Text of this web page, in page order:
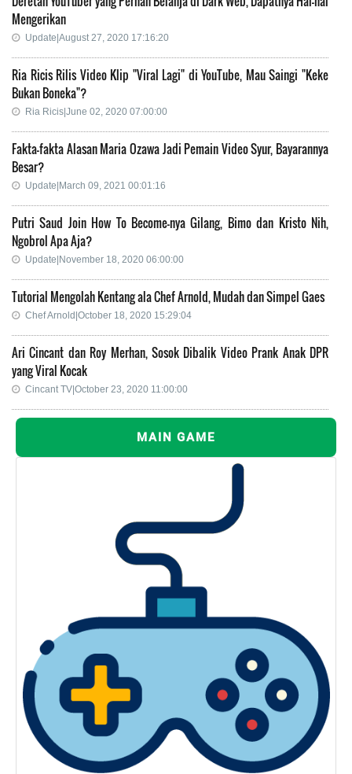
Mengerikan
Update|August 27, 2020 17:16:20
Ria Ricis Rilis Video Klip "Viral Lagi" di YouTube, Mau Saingi "Keke
Bukan Boneka"?
Ria Ricis|June 02, 2020 07:00:00
Fakta-fakta Alasan Maria Ozawa Jadi Pemain Video Syur, Bayarannya
Besar?
Update|March 09, 2021 00:01:16
Putri Saud Join How To Become-nya Gilang, Bimo dan Kristo Nih,
Ngobrol Apa Aja?
Update|November 18, 2020 06:00:00
Tutorial Mengolah Kentang ala Chef Arnold, Mudah dan Simpel Gaes
Chef Arnold|October 18, 2020 15:29:04
Ari Cincant dan Roy Merhan, Sosok Dibalik Video Prank Anak DPR
yang Viral Kocak
Cincant TV|October 23, 2020 11:00:00
MAIN GAME